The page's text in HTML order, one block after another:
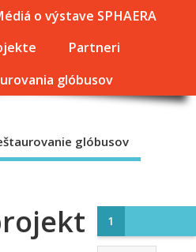
o výstave SPHAERA
Partneri
glóbusov
glóbusov
1